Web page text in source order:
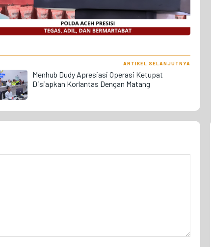
ARTIKEL SELANJUTNYA
Menhub Dudy Apresiasi Operasi Ketupat
Disiapkan Korlantas Dengan Matang